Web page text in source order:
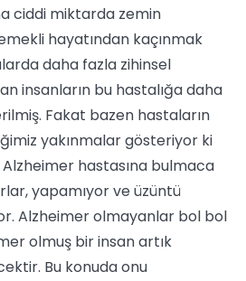
ciddi miktarda zemin
hayatından kaçınmak
daha fazla zihinsel
insanların bu hastalığa daha
Fakat bazen hastaların
yakınmalar gösteriyor ki
hastasına bulmaca
yapamıyor ve üzüntü
Alzheimer olmayanlar bol bol
olmuş bir insan artık
Bu konuda onu